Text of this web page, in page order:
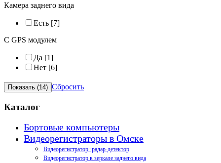
Камера заднего вида
Есть [7]
С GPS модулем
Да [1]
Нет [6]
Сбросить
Каталог
Бортовые компьютеры
Видеорегистраторы в Омске
Видеорегистратор+радар-детектор
Видеорегистратор в зеркале заднего вида